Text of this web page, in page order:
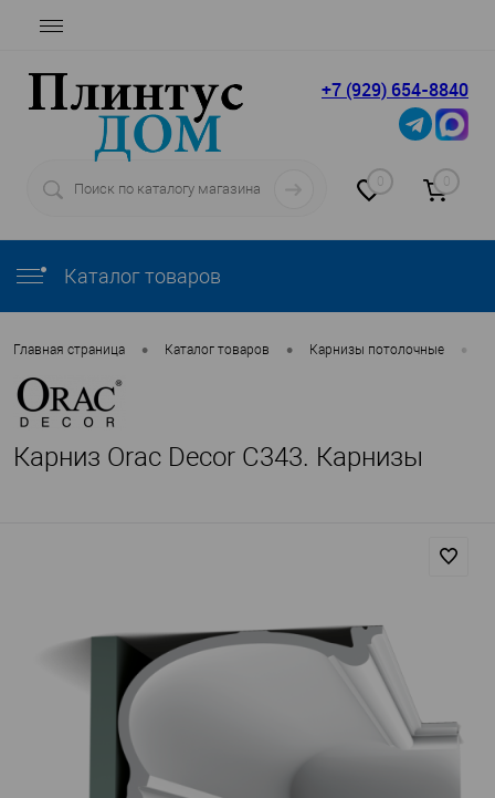
+7 (929) 654-8840
0 0
Каталог товаров
Главная страница • Каталог товаров • Карнизы потолочные •
Карниз Orac Decor C343. Карнизы